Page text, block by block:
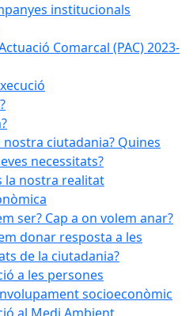
institucionals
Comarcal (PAC) 2023-
nostra ciutadania? Quines
necessitats?
la nostra realitat
ser? Cap a on volem anar?
donar resposta a les
de la ciutadania?
a les persones
socioeconòmic